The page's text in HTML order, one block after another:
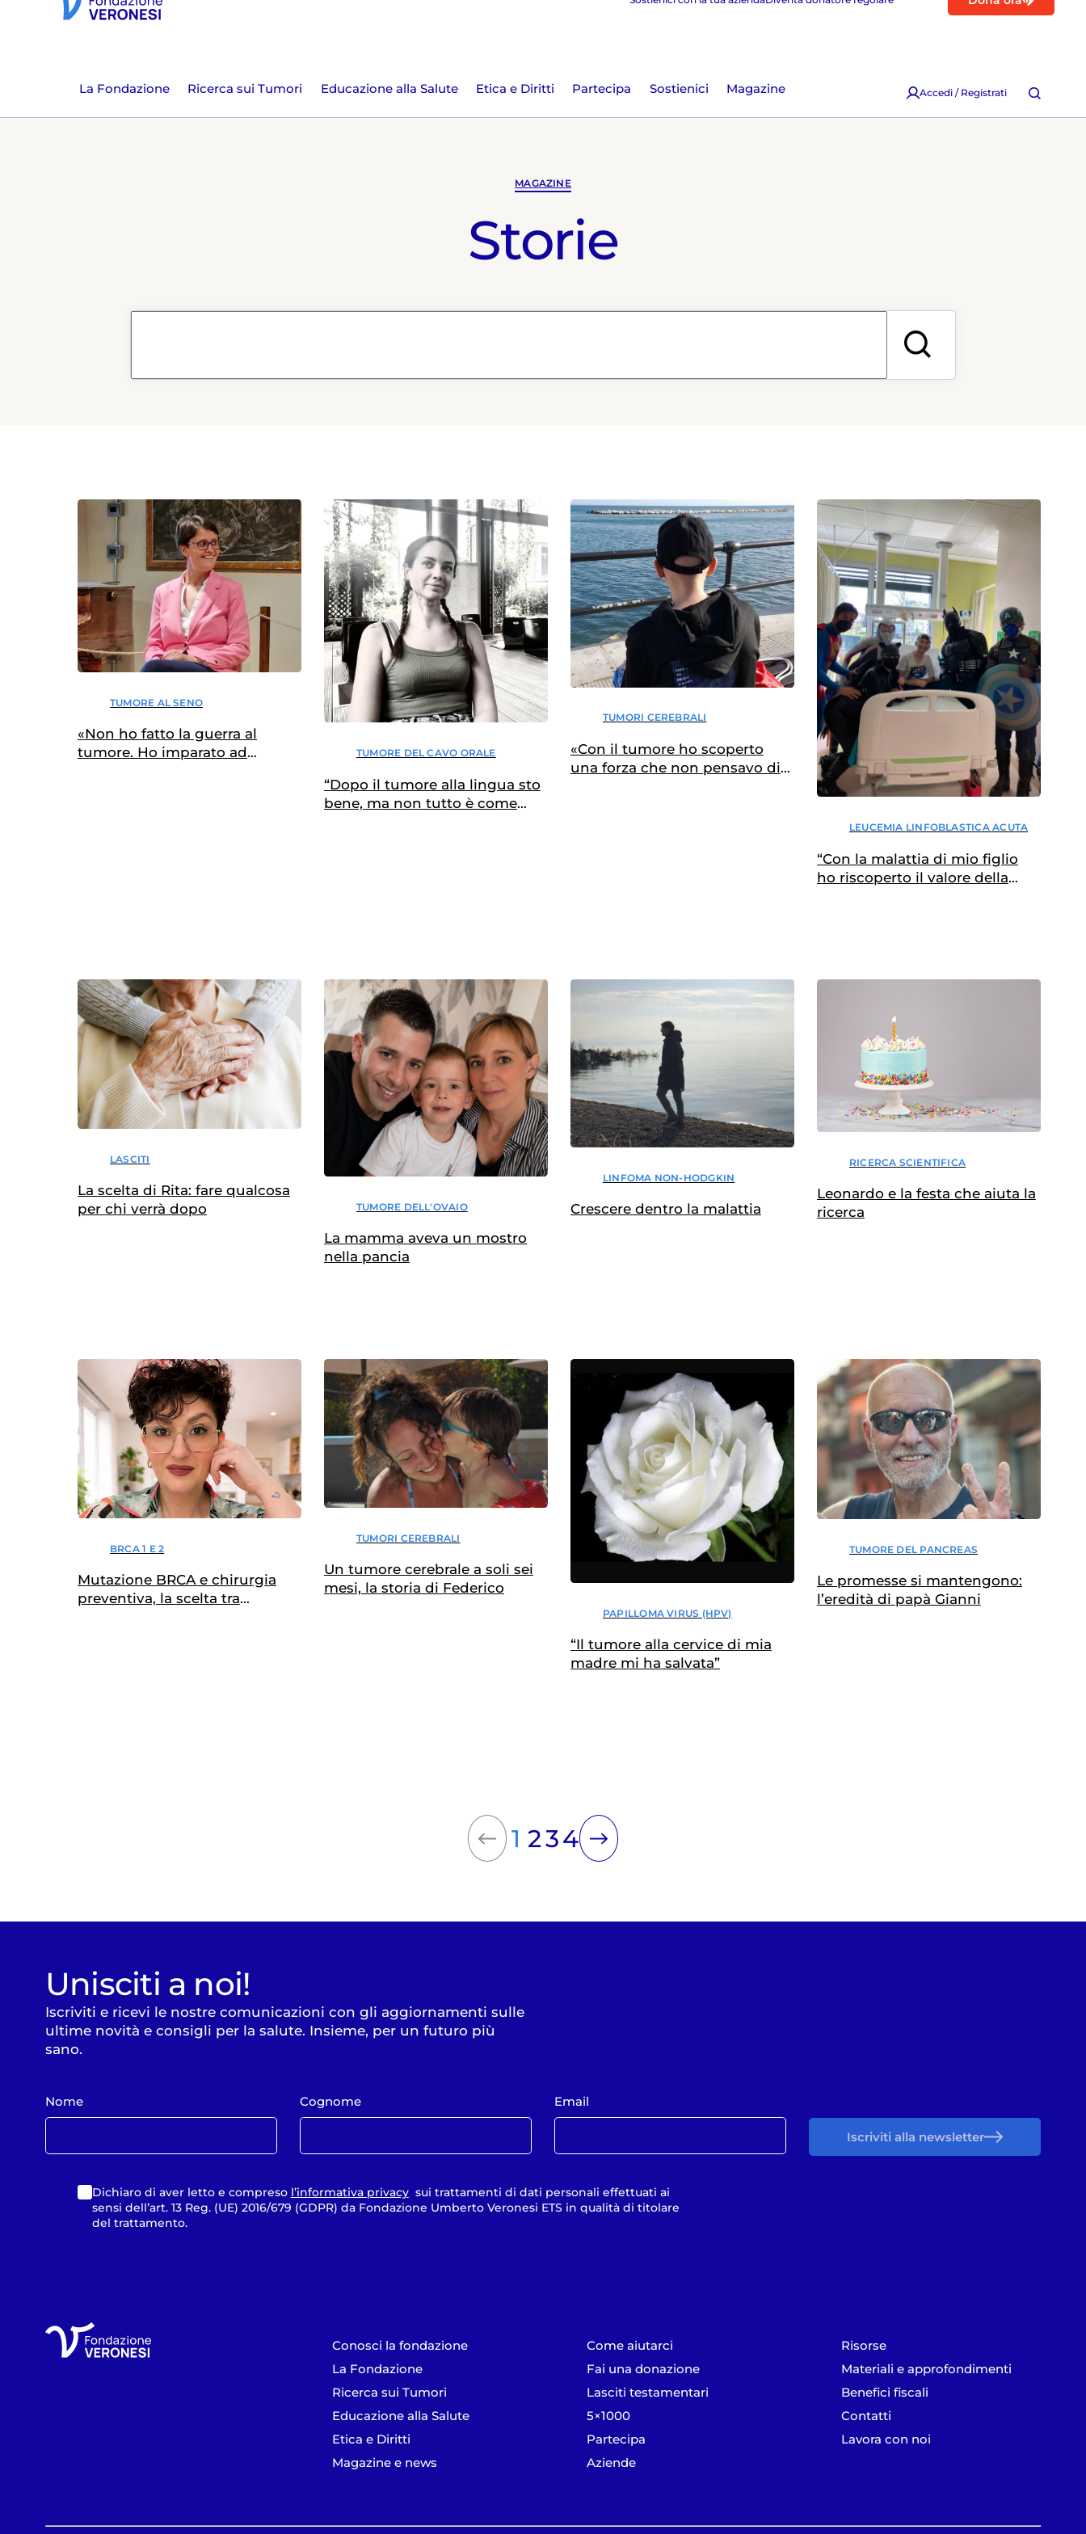
La Fondazione Ricerca sui Tumori Educazione alla Salute Etica e Diritti Partecipa Sostienici Magazine Accedi / Registrati
MAGAZINE
Storie
TUMORE AL SENO
«Non ho fatto la guerra al
tumore. Ho imparato ad
TUMORE DEL CAVO ORALE
“Dopo il tumore alla lingua sto
bene, ma non tutto è come
TUMORI CEREBRALI
«Con il tumore ho scoperto
una forza che non pensavo di
LEUCEMIA LINFOBLASTICA ACUTA
“Con la malattia di mio figlio
ho riscoperto il valore della
LASCITI
La scelta di Rita: fare qualcosa
per chi verrà dopo
TUMORE DELL'OVAIO
La mamma aveva un mostro
nella pancia
LINFOMA NON-HODGKIN
Crescere dentro la malattia
RICERCA SCIENTIFICA
Leonardo e la festa che aiuta la
ricerca
BRCA 1 E 2
Mutazione BRCA e chirurgia
preventiva, la scelta tra
TUMORI CEREBRALI
Un tumore cerebrale a soli sei
mesi, la storia di Federico
PAPILLOMA VIRUS (HPV)
“Il tumore alla cervice di mia
madre mi ha salvata”
TUMORE DEL PANCREAS
Le promesse si mantengono:
l’eredità di papà Gianni
1 234
Unisciti a noi!
Iscriviti e ricevi le nostre comunicazioni con gli aggiornamenti sulle
ultime novità e consigli per la salute. Insieme, per un futuro più
sano.
Nome Cognome Email
Dichiaro di aver letto e compreso l’informativa privacysui trattamenti di dati personali effettuati ai
sensi dell’art. 13 Reg. (UE) 2016/679 (GDPR) da Fondazione Umberto Veronesi ETS in qualità di titolare
del trattamento.
Iscriviti alla newsletter
Conosci la fondazione
La Fondazione
Ricerca sui Tumori
Educazione alla Salute
Etica e Diritti
Magazine e news
Come aiutarci
Fai una donazione
Lasciti testamentari
5×1000
Partecipa
Aziende
Risorse
Materiali e approfondimenti
Benefici fiscali
Contatti
Lavora con noi